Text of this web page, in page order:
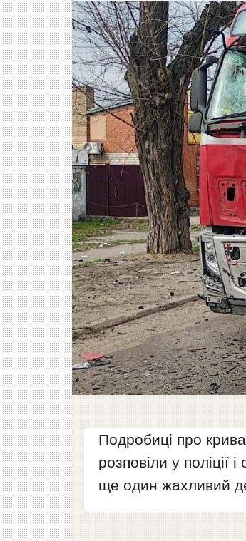
Подробиці про
розповіли у
ще один жахливий